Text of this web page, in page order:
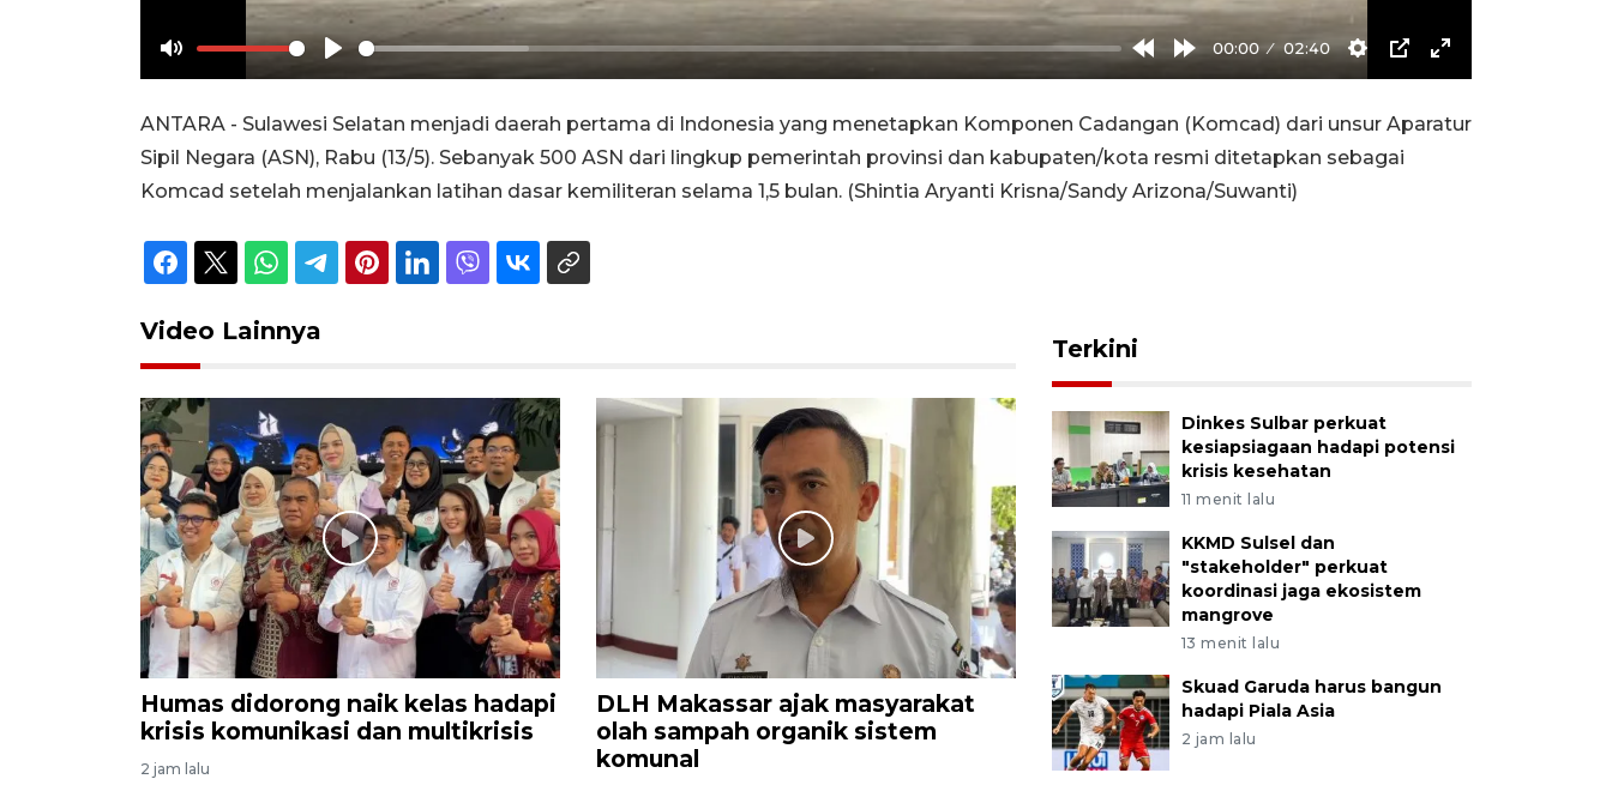
Mute Play
RewindForward
00:00 02:40
Settings
PIP Enter
ANTARA - Sulawesi Selatan menjadi daerah pertama di Indonesia yang menetapkan Komponen Cadangan (Komcad) dari unsur Aparatur
Sipil Negara (ASN), Rabu (13/5). Sebanyak 500 ASN dari lingkup pemerintah provinsi dan kabupaten/kota resmi ditetapkan sebagai
Komcad setelah menjalankan latihan dasar kemiliteran selama 1,5 bulan. (Shintia Aryanti Krisna/Sandy Arizona/Suwanti)
Video Lainnya
Humas didorong naik kelas hadapi
krisis komunikasi dan multikrisis
2 jam lalu
DLH Makassar ajak masyarakat
olah sampah organik sistem
komunal
Terkini
Dinkes Sulbar perkuat
kesiapsiagaan hadapi potensi
krisis kesehatan
11 menit lalu
KKMD Sulsel dan
"stakeholder" perkuat
koordinasi jaga ekosistem
mangrove
13 menit lalu
Skuad Garuda harus bangun
hadapi Piala Asia
2 jam lalu